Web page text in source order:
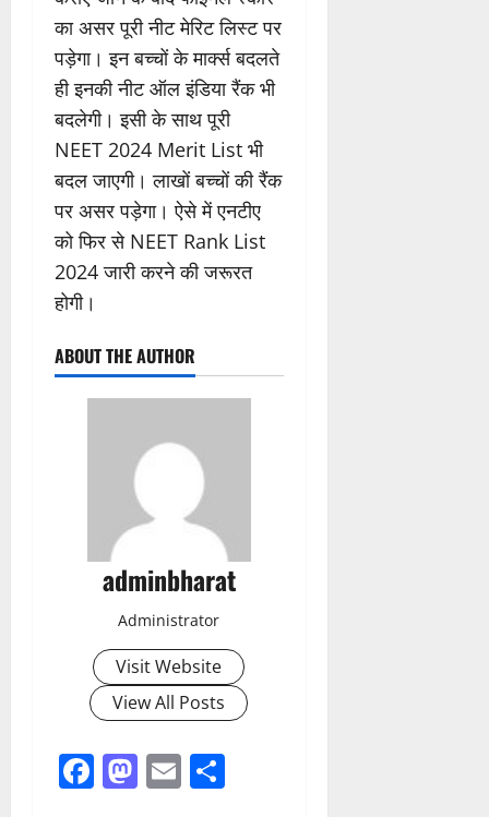
का असर पूरी नीट मेरिट लिस्ट पर
पड़ेगा। इन बच्चों के मार्क्स बदलते
ही इनकी नीट ऑल इंडिया रैंक भी
बदलेगी। इसी के साथ पूरी
NEET 2024 Merit List भी
बदल जाएगी। लाखों बच्चों की रैंक
पर असर पड़ेगा। ऐसे में एनटीए
को फिर से NEET Rank List
2024 जारी करने की जरूरत
होगी।
ABOUT THE AUTHOR
adminbharat
Administrator
Visit Website
View All Posts
Facebook
Mastodon
Email